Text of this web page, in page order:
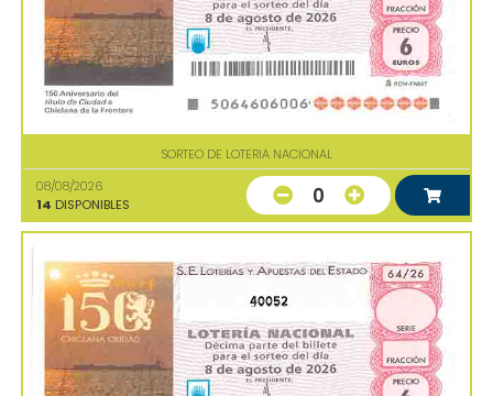
SORTEO DE LOTERIA NACIONAL
08/08/2026
14 DISPONIBLES 0
40052